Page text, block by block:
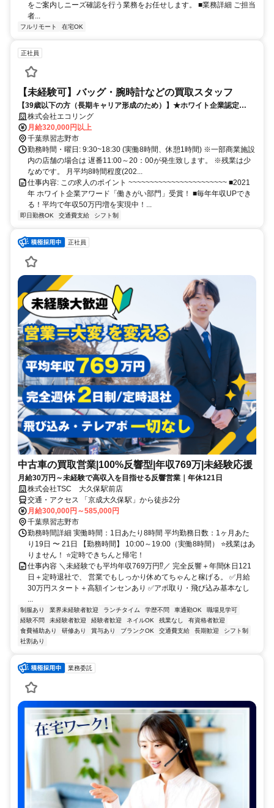
をご案内しニーズ確認を行う業務をお任せします。 ■業務詳細 ご担当
者...
フルリモート 在宅OK
正社員
【未経験可】バッグ・腕時計などの買取スタッフ
【39歳以下の方（長期キャリア形成のため）】★ホワイト企業認定
★【カウンターセールス（査定・買取）】※残業月10h以下／未経験で
も年収460万円スタート／賞与2回（平均支給額180万円！）〜創業15年
で年商100億突破した急成長企業〜
株式会社エコリング
月給320,000円以上
千葉県習志野市
勤務時間・曜日: 9:30~18:30 (実働8時間、休憩1時間) ※一部商業施設
内の店舗の場合は 遅番11:00～20：00が発生致します。 ※残業は少
なめです。 月平均8時間程度(202...
仕事内容: この求人のポイント ~~~~~~~~~~~~~~~~~~~~~~~ ■2021
年 ホワイト企業アワード「働きがい部門」受賞！ ■毎年年収UPでき
る！平均で年収50万円増を実現中！...
即日勤務OK 交通費支給 シフト制
正社員
中古車の買取営業|100%反響型|年収769万|未経験応援
月給30万円～未経験で高収入を目指せる反響営業｜年休121日
株式会社TSC 大久保駅前店
交通・アクセス 「京成大久保駅」から徒歩2分
月給300,000円～585,000円
千葉県習志野市
勤務時間詳細 実働時間：1日あたり8時間 平均勤務日数：1ヶ月あた
り19日 〜 21日 【勤務時間】 10:00～19:00（実働8時間） ⭐残業はあ
りません！ ⭐定時できちんと帰宅！
仕事内容 ＼未経験でも平均年収769万円⁉／ 完全反響＋年間休日121
日＋定時退社で、 営業でもしっかり休めてちゃんと稼げる。 ✅月給
30万円スタート＋高額インセンあり ✅アポ取り・飛び込み基本なし
...
制服あり 業界未経験者歓迎 ランチタイム 学歴不問 車通勤OK
職場見学可
経験不問
未経験者歓迎 経験者歓迎 ネイルOK 残業なし
有資格者歓迎
食費補助あり
研修あり 賞与あり ブランクOK 交通費支給 長期歓迎
シフト制
社割あり
業務委託